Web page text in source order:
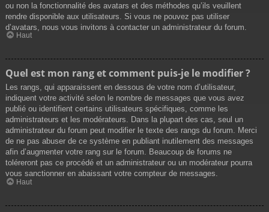
ou non la fonctionnalité des avatars et des méthodes qu’ils veuillent
rendre disponible aux utilisateurs. Si vous ne pouvez pas utiliser
d’avatars, nous vous invitons à contacter un administrateur du forum.
Haut
Quel est mon rang et comment puis-je le modifier ?
Les rangs, qui apparaissent en dessous de votre nom d’utilisateur,
indiquent votre activité selon le nombre de messages que vous avez
publié ou identifient certains utilisateurs spécifiques, comme les
administrateurs et les modérateurs. Dans la plupart des cas, seul un
administrateur du forum peut modifier le texte des rangs du forum. Merci
de ne pas abuser de ce système en publiant inutilement des messages
afin d’augmenter votre rang sur le forum. Beaucoup de forums ne
toléreront pas ce procédé et un administrateur ou un modérateur pourra
vous sanctionner en abaissant votre compteur de messages.
Haut